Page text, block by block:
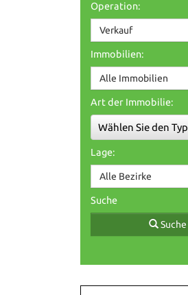
Operation:
Verkauf
Immobilien:
Alle Immobilien
Art der Immobilie:
Wählen Sie den Typ
Lage:
Alle Bezirke
Suche
Suche